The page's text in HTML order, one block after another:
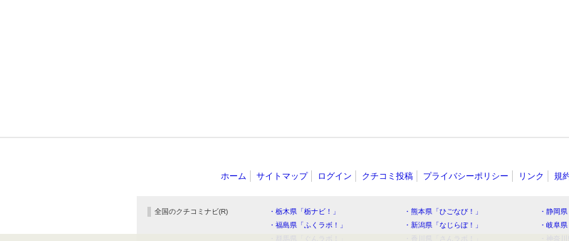
ホーム サイトマップ ログイン クチコミ投稿 プライバシーポリシー リンク 規
全国のクチコミナビ(R) ・栃木県「栃ナビ！」 ・熊本県「ひごなび！」 ・静岡
・福島県「ふくラボ！」
・新潟県「なじらぼ！」 ・岐阜